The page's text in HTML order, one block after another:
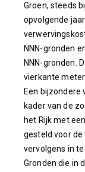
Groen, steeds
opvolgende
NNN-gronden
NNN-gronden.
vierkante meter.
Een bijzondere
kader van de
het Rijk met
gesteld voor
vervolgens in
Gronden die in